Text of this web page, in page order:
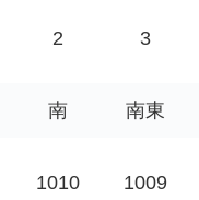
2 3
南 南東
1010 1009